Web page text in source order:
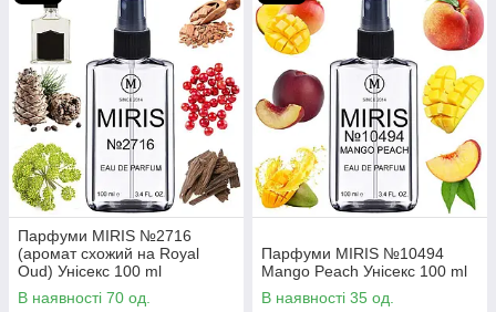
Парфуми MIRIS №2716
(аромат схожий на Royal
Oud) Унісекс 100 ml
В наявності 70 од.
Парфуми MIRIS №10494
Mango Peach Унісекс 100 ml
В наявності 35 од.